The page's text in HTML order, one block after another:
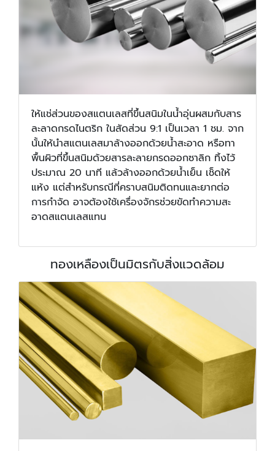
ให้แช่ส่วนของสแตนเลสที่ขึ้นสนิมในน้ำอุ่นผสมกับสาร
ละลาดกรดไนตริก ในสัดส่วน 9:1 เป็นเวลา 1 ชม. จาก
นั้นให้นำสแตนเลสมาล้างออกด้วยน้ำสะอาด หรือทา
พื้นผิวที่ขึ้นสนิมด้วยสารละลายกรดออกซาลิก ทิ้งไว้
ประมาณ 20 นาที แล้วล้างออกด้วยน้ำเย็น เช็ดให้
แห้ง แต่สำหรับกรณีที่คราบสนิมติดทนและยากต่อ
การกำจัด อาจต้องใช้เครื่องจักรช่วยขัดทำความสะ
อาดสแตนเลสแทน
ทองเหลืองเป็นมิตรกับสิ่งแวดล้อม